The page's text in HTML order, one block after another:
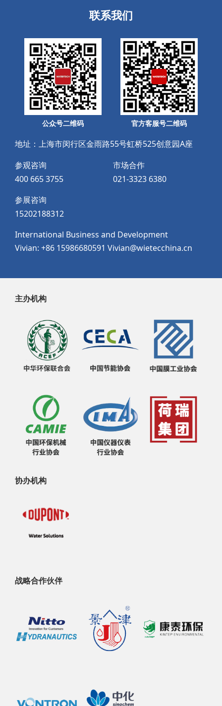
联系我们
公众号二维码 官方客服号二维码
地址：上海市闵行区金雨路55号虹桥525创意园A座
参观咨询
400 665 3755
市场合作
021-3323 6380
参展咨询
15202188312
International Business and Development
Vivian: +86 15986680591 Vivian@wietecchina.cn
主办机构
协办机构
战略合作伙伴